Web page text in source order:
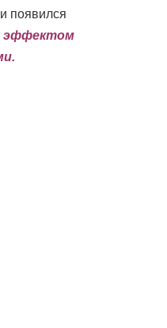
появился
эффектом